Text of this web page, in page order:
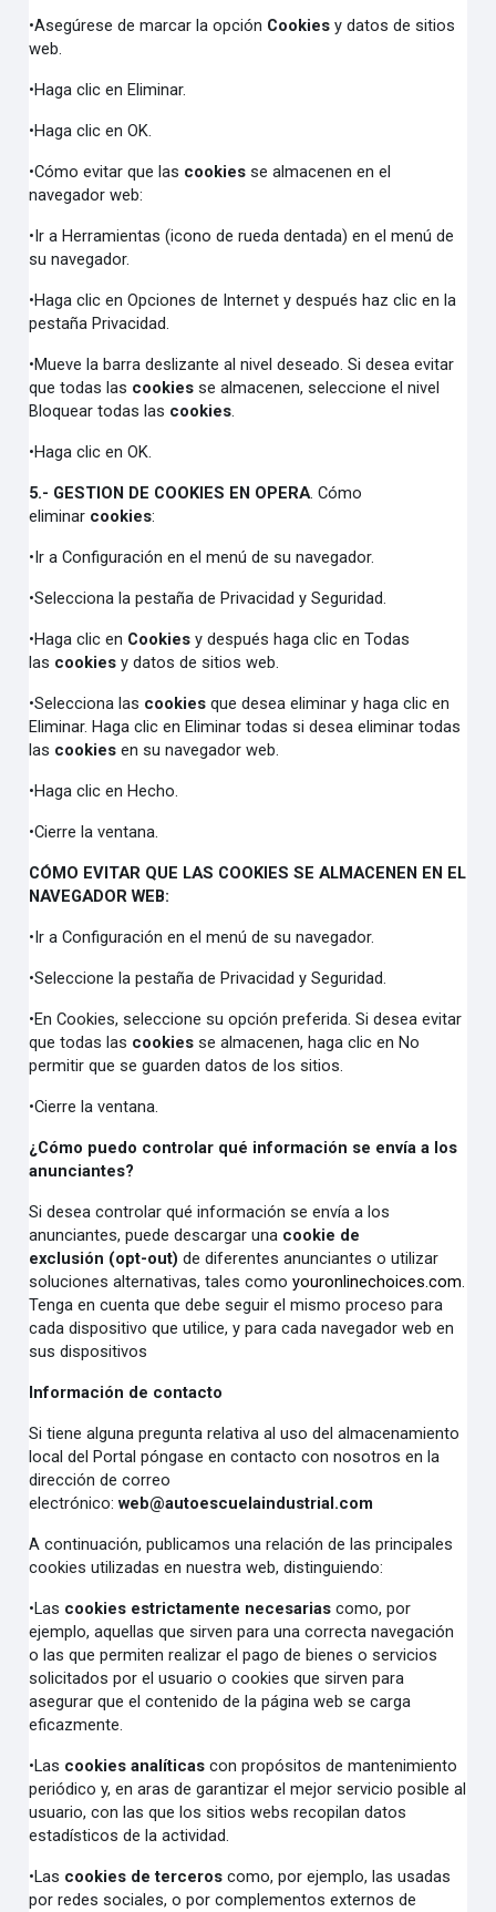
•Asegúrese de marcar la opción Cookies y datos de sitios
web.
•Haga clic en Eliminar.
•Haga clic en OK.
•Cómo evitar que las cookies se almacenen en el
navegador web:
•Ir a Herramientas (icono de rueda dentada) en el menú de
su navegador.
•Haga clic en Opciones de Internet y después haz clic en la
pestaña Privacidad.
•Mueve la barra deslizante al nivel deseado. Si desea evitar
que todas las cookies se almacenen, seleccione el nivel
Bloquear todas las cookies.
•Haga clic en OK.
5.- GESTION DE COOKIES EN OPERA. Cómo
eliminar cookies:
•Ir a Configuración en el menú de su navegador.
•Selecciona la pestaña de Privacidad y Seguridad.
•Haga clic en Cookies y después haga clic en Todas
las cookies y datos de sitios web.
•Selecciona las cookies que desea eliminar y haga clic en
Eliminar. Haga clic en Eliminar todas si desea eliminar todas
las cookies en su navegador web.
•Haga clic en Hecho.
•Cierre la ventana.
CÓMO EVITAR QUE LAS COOKIES SE ALMACENEN EN EL
NAVEGADOR WEB:
•Ir a Configuración en el menú de su navegador.
•Seleccione la pestaña de Privacidad y Seguridad.
•En Cookies, seleccione su opción preferida. Si desea evitar
que todas las cookies se almacenen, haga clic en No
permitir que se guarden datos de los sitios.
•Cierre la ventana.
¿Cómo puedo controlar qué información se envía a los
anunciantes?
Si desea controlar qué información se envía a los
anunciantes, puede descargar una cookie de
exclusión (opt-out) de diferentes anunciantes o utilizar
soluciones alternativas, tales comoyouronlinechoices.com.
Tenga en cuenta que debe seguir el mismo proceso para
cada dispositivo que utilice, y para cada navegador web en
sus dispositivos
Información de contacto
Si tiene alguna pregunta relativa al uso del almacenamiento
local del Portal póngase en contacto con nosotros en la
dirección de correo
electrónico:web@autoescuelaindustrial.com
A continuación, publicamos una relación de las principales
cookies utilizadas en nuestra web, distinguiendo:
•Las cookies estrictamente necesariascomo, por
ejemplo, aquellas que sirven para una correcta navegación
o las que permiten realizar el pago de bienes o servicios
solicitados por el usuario o cookies que sirven para
asegurar que el contenido de la página web se carga
eficazmente.
•Las cookies analíticascon propósitos de mantenimiento
periódico y, en aras de garantizar el mejor servicio posible al
usuario, con las que los sitios webs recopilan datos
estadísticos de la actividad.
•Las cookies de terceroscomo, por ejemplo, las usadas
por redes sociales, o por complementos externos de